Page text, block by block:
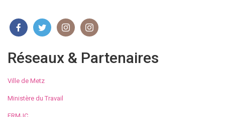
Réseaux & Partenaires
Ville de Metz
Ministère du Travail